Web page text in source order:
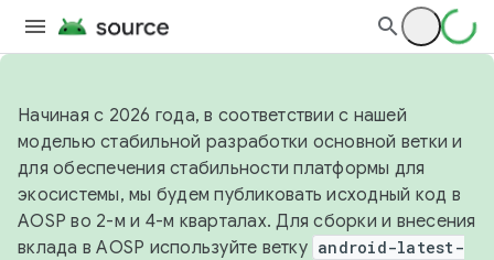
Начиная с 2026 года, в соответствии с нашей
моделью стабильной разработки основной ветки и
для обеспечения стабильности платформы для
экосистемы, мы будем публиковать исходный код в
AOSP во 2-м и 4-м кварталах. Для сборки и внесения
вклада в AOSP используйте ветку android-latest-